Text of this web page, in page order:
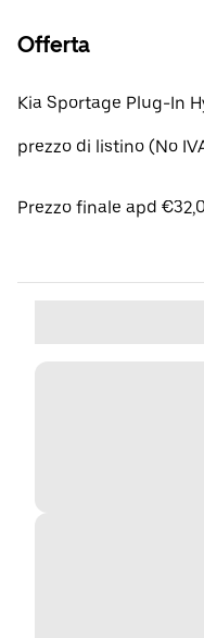
Offerta
Kia Sportage Plug-In
prezzo di listino (No
Prezzo finale apd